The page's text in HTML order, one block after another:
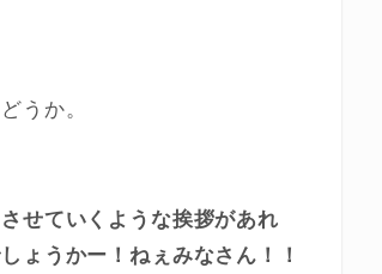
うか。
せていくような挨拶があれ
ょうかー！ねぇみなさん！！